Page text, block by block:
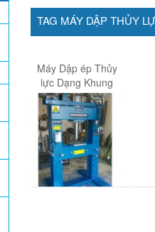
TAG MÁY DẬP THỦY
Máy Dập ép Thủy
lực Dạng Khung
chữ H